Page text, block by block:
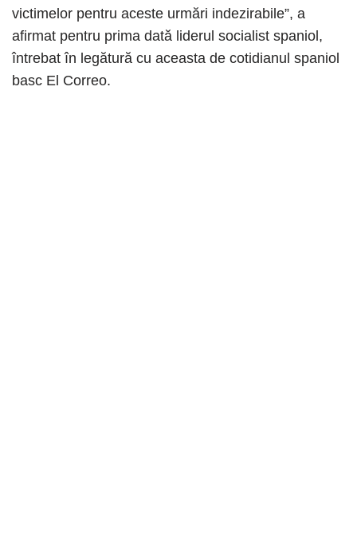
victimelor pentru aceste urmări indezirabile”, a
afirmat pentru prima dată liderul socialist spaniol,
întrebat în legătură cu aceasta de cotidianul spaniol
basc El Correo.